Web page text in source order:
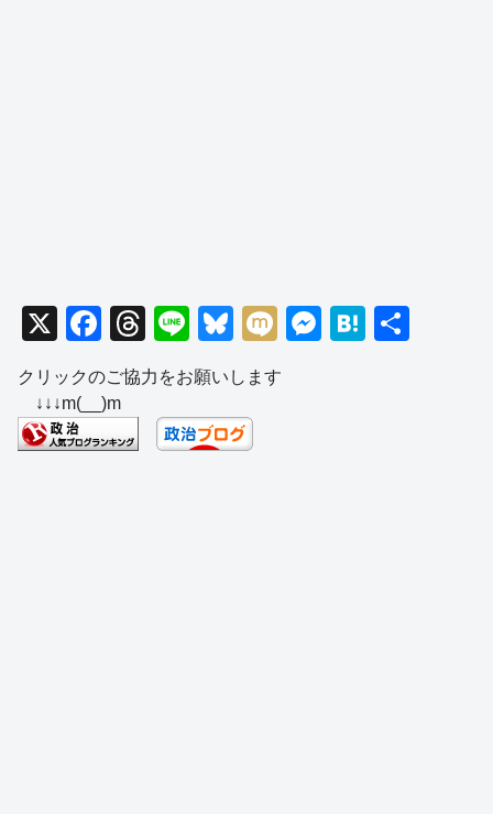
X
F
c
e
b
T
hr
e
a
d
Li
n
e
Bl
u
e
sk
y
M
M
H
クリックのご協力をお願いします
↓↓↓m(__)m